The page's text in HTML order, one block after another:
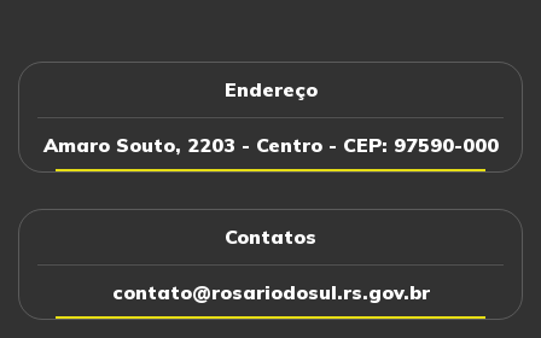
Endereço
Amaro Souto, 2203 - Centro - CEP: 97590-000
Contatos
contato@rosariodosul.rs.gov.br